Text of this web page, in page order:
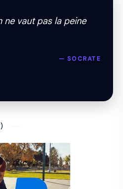
ne vaut pas la peine
— SOCRATE